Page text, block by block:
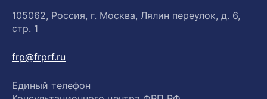
105062, Россия, г. Москва, Лялин переулок, д. 6,
стр. 1
frp@frprf.ru
Единый телефон